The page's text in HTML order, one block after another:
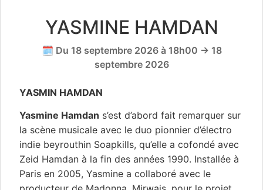
YASMINE HAMDAN
🗓️ Du 18 septembre 2026 à 18h00 → 18
septembre 2026
YASMIN HAMDAN
Yasmine Hamdan s’est d’abord fait remarquer sur
la scène musicale avec le duo pionnier d’électro
indie beyrouthin Soapkills, qu’elle a cofondé avec
Zeid Hamdan à la fin des années 1990. Installée à
Paris en 2005, Yasmine a collaboré avec le